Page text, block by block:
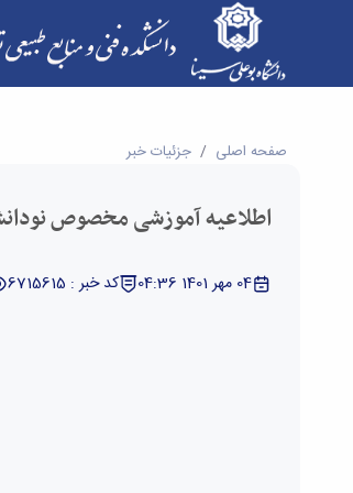
اطلاعیه آموزشی مخصوص نودانشجویان سال تحصیلی ۱۴۰2-۱۴۰1 -
صفحه اصلی جزئیات خبر
اطلاعیه آموزشی مخصوص
04 مهر 1401 04:36 کد خبر : 6715615